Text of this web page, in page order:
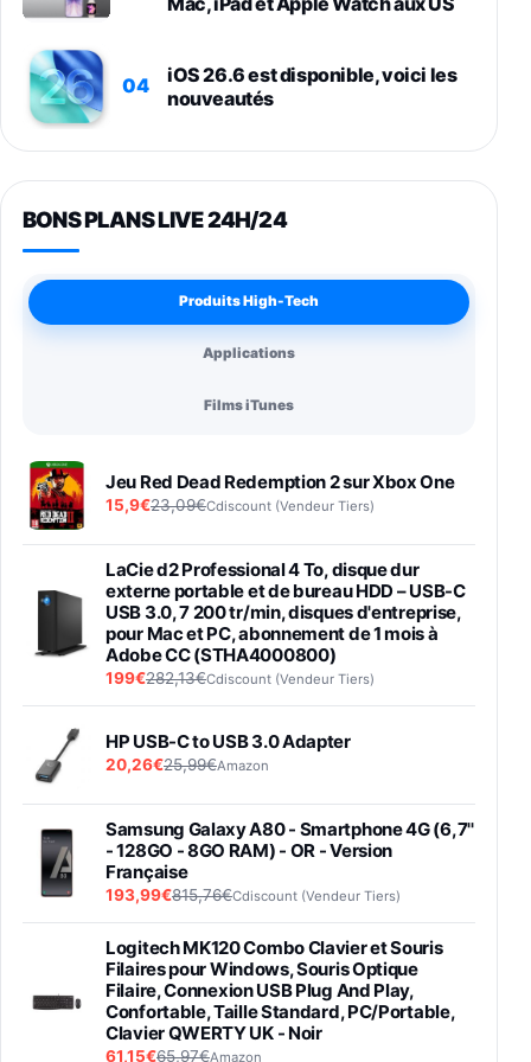
04
iOS 26.6 est disponible, voici les
nouveautés
BONS PLANS LIVE 24H/24
Produits High-Tech
Applications
Films iTunes
Jeu Red Dead Redemption 2 sur Xbox One
15,9€23,09€Cdiscount (Vendeur Tiers)
LaCie d2 Professional 4 To, disque dur
externe portable et de bureau HDD – USB-C
USB 3.0, 7 200 tr/min, disques d'entreprise,
pour Mac et PC, abonnement de 1 mois à
Adobe CC (STHA4000800)
199€282,13€Cdiscount (Vendeur Tiers)
HP USB-C to USB 3.0 Adapter
20,26€25,99€Amazon
Samsung Galaxy A80 - Smartphone 4G (6,7''
- 128GO - 8GO RAM) - OR - Version
Française
193,99€815,76€Cdiscount (Vendeur Tiers)
Logitech MK120 Combo Clavier et Souris
Filaires pour Windows, Souris Optique
Filaire, Connexion USB Plug And Play,
Confortable, Taille Standard, PC/Portable,
Clavier QWERTY UK - Noir
61,15€65,97€Amazon